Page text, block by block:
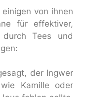
von ihnen
für effektiver,
Tees und
der Ingwer
Kamille oder